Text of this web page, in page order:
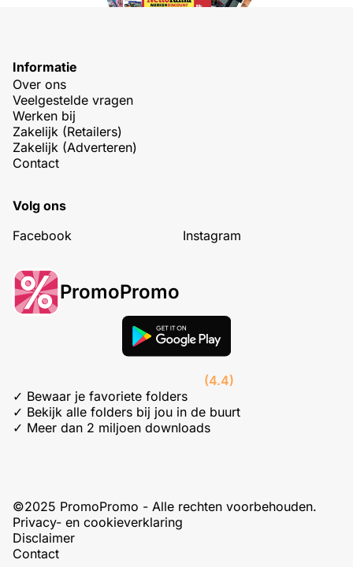
Informatie
Over ons
Veelgestelde vragen
Werken bij
Zakelijk (Retailers)
Zakelijk (Adverteren)
Contact
Volg ons
Facebook
Instagram
PromoPromo
(4.4)
✓ Bewaar je favoriete folders
✓ Bekijk alle folders bij jou in de buurt
✓ Meer dan 2 miljoen downloads
©2025 PromoPromo - Alle rechten voorbehouden.
Privacy- en cookieverklaring
Disclaimer
Contact